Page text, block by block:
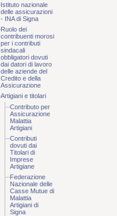
Istituto nazionale
delle assicurazioni
- INA di Signa
Ruolo dei
contribuenti morosi
per i contributi
sindacali
obbligatori dovuti
dai datori di lavoro
delle aziende del
Credito e della
Assicurazione
Artigiani e titolari
Contributo per
Assicurazione
Malattia
Artigiani
Contributi
dovuti dai
Titolari di
Imprese
Artigiane
Federazione
Nazionale delle
Casse Mutue di
Malattia
Artigiani di
Signa